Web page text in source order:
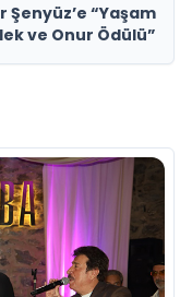
“Yaşam
ve Onur Ödülü”